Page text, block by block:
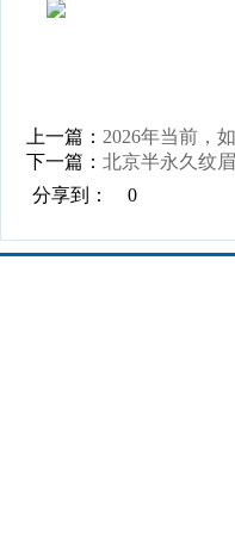
上一篇： 2026年当前，
下一篇： 北京半永久纹
分享到：
0